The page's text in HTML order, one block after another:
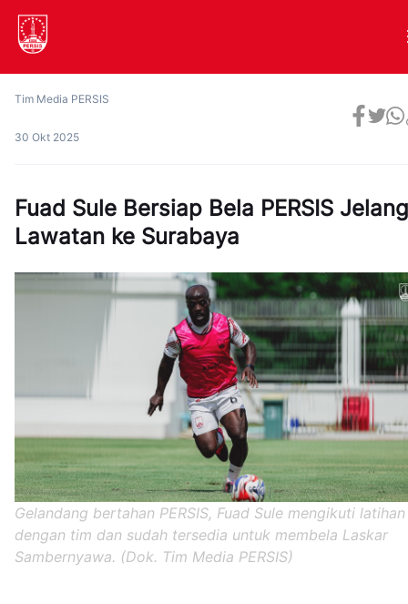
Tim Media PERSIS
30 Okt 2025
Fuad Sule Bersiap Bela PERSIS Jelang
Lawatan ke Surabaya
Gelandang bertahan PERSIS, Fuad Sule mengikuti latihan
dengan tim dan sudah tersedia untuk membela Laskar
Sambernyawa. (Dok. Tim Media PERSIS)